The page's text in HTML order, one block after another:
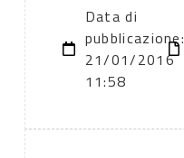
Data di
pubblicazione:
21/01/2016
11:58